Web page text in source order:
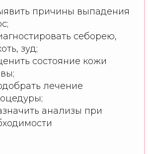
причины выпадения
себорею,
зуд;
состояние кожи
лечение
анализы при